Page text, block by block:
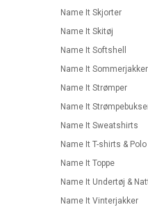
Name It Skjorter
Name It Skitøj
Name It Softshell
Name It Sommerjakker
Name It Strømper
Name It
Name It Sweatshirts
Name It T-shirts & Polo
Name It Toppe
Name It Undertøj &
Name It Vinterjakker